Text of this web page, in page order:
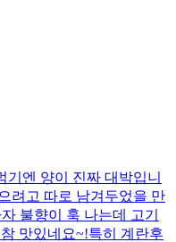
엔 양이 진짜 대박입니
려고 따로 남겨두었을 만
불향이 훅 나는데 고기
맛있네요~!특히 계란후